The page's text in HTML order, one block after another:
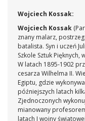
Wojciech Kossak:
Wojciech Kossak
znany malarz,
batalista. Syn i uczeń
Szkole Sztuk
W latach 1895-1902
cesarza Wilhelma II.
Egiptu, gdzie
późniejszych latach
Zjednoczonych
mianowany
latach I wojny